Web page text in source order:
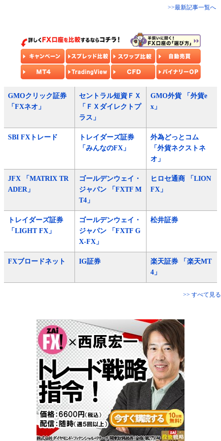
>>最新記事一覧へ
GMOクリック証券
「FXネオ」
セントラル短資ＦＸ
「ＦＸダイレクトプ
ラス」
GMO外貨 「外貨e
x」
SBI FXトレード
トレイダーズ証券
「みんなのFX」
外為どっとコム
「外貨ネクストネ
オ」
JFX 「MATRIX TR
ADER」
ゴールデンウェイ・
ジャパン 「FXTF M
T4」
ヒロセ通商 「LION
FX」
トレイダーズ証券
「LIGHT FX」
ゴールデンウェイ・
ジャパン 「FXTF G
X-FX」
松井証券
FXブロードネット IG証券
楽天証券 「楽天MT
4」
>> すべて見る